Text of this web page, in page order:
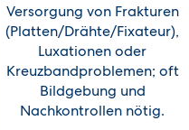
Versorgung von Frakturen
(Platten/Drähte/Fixateur),
Luxationen oder
Kreuzbandproblemen; oft
Bildgebung und
Nachkontrollen nötig.